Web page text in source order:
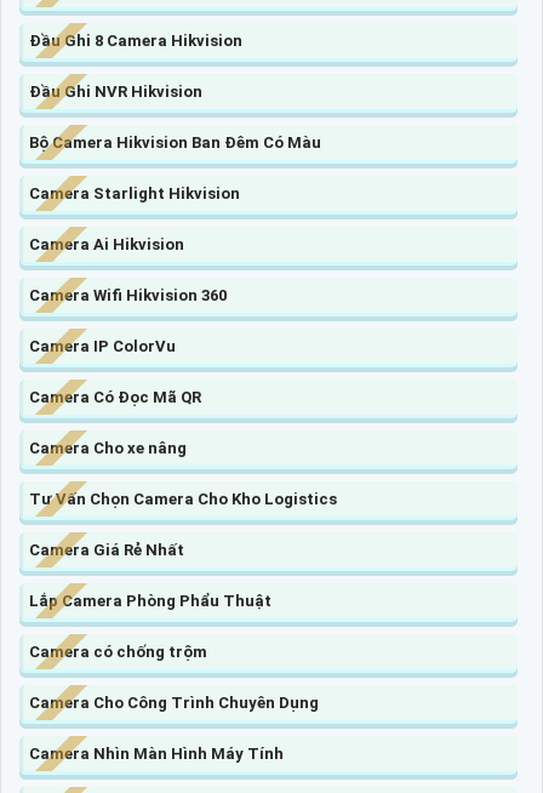
Đầu Ghi 8 Camera Hikvision
Đầu Ghi NVR Hikvision
Bộ Camera Hikvision Ban Đêm Có Màu
Camera Starlight Hikvision
Camera Ai Hikvision
Camera Wifi Hikvision 360
Camera IP ColorVu
Camera Có Đọc Mã QR
Camera Cho xe nâng
Tư Vấn Chọn Camera Cho Kho Logistics
Camera Giá Rẻ Nhất
Lắp Camera Phòng Phẩu Thuật
Camera có chống trộm
Camera Cho Công Trình Chuyên Dụng
Camera Nhìn Màn Hình Máy Tính